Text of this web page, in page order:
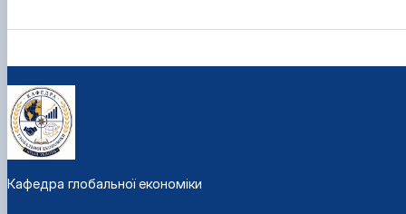
Кафедра глобальної економіки